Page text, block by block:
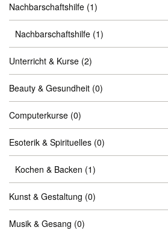
Nachbarschaftshilfe (1)
Nachbarschaftshilfe (1)
Unterricht & Kurse (2)
Beauty & Gesundheit (0)
Computerkurse (0)
Esoterik & Spirituelles (0)
Kochen & Backen (1)
Kunst & Gestaltung (0)
Musik & Gesang (0)